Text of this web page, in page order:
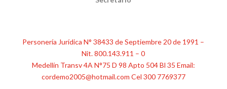
Personería Jurídica N° 38433 de Septiembre 20 de 1991 –
Nit. 800.143.911 – 0
Medellín Transv 4A N°75 D 98 Apto 504 Bl 35 Email:
cordemo2005@hotmail.com Cel 300 7769377